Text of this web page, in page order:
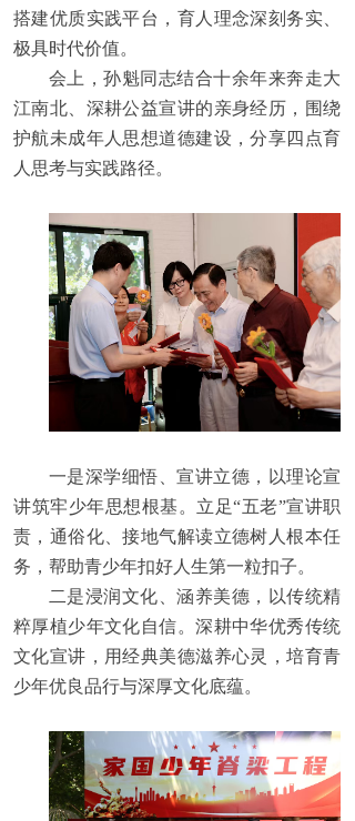
搭建优质实践平台，育人理念深刻务实、
极具时代价值。
会上，孙魁同志结合十余年来奔走大
江南北、深耕公益宣讲的亲身经历，围绕
护航未成年人思想道德建设，分享四点育
人思考与实践路径。
一是深学细悟、宣讲立德，以理论宣
讲筑牢少年思想根基。立足“五老”宣讲职
责，通俗化、接地气解读立德树人根本任
务，帮助青少年扣好人生第一粒扣子。
二是浸润文化、涵养美德，以传统精
粹厚植少年文化自信。深耕中华优秀传统
文化宣讲，用经典美德滋养心灵，培育青
少年优良品行与深厚文化底蕴。